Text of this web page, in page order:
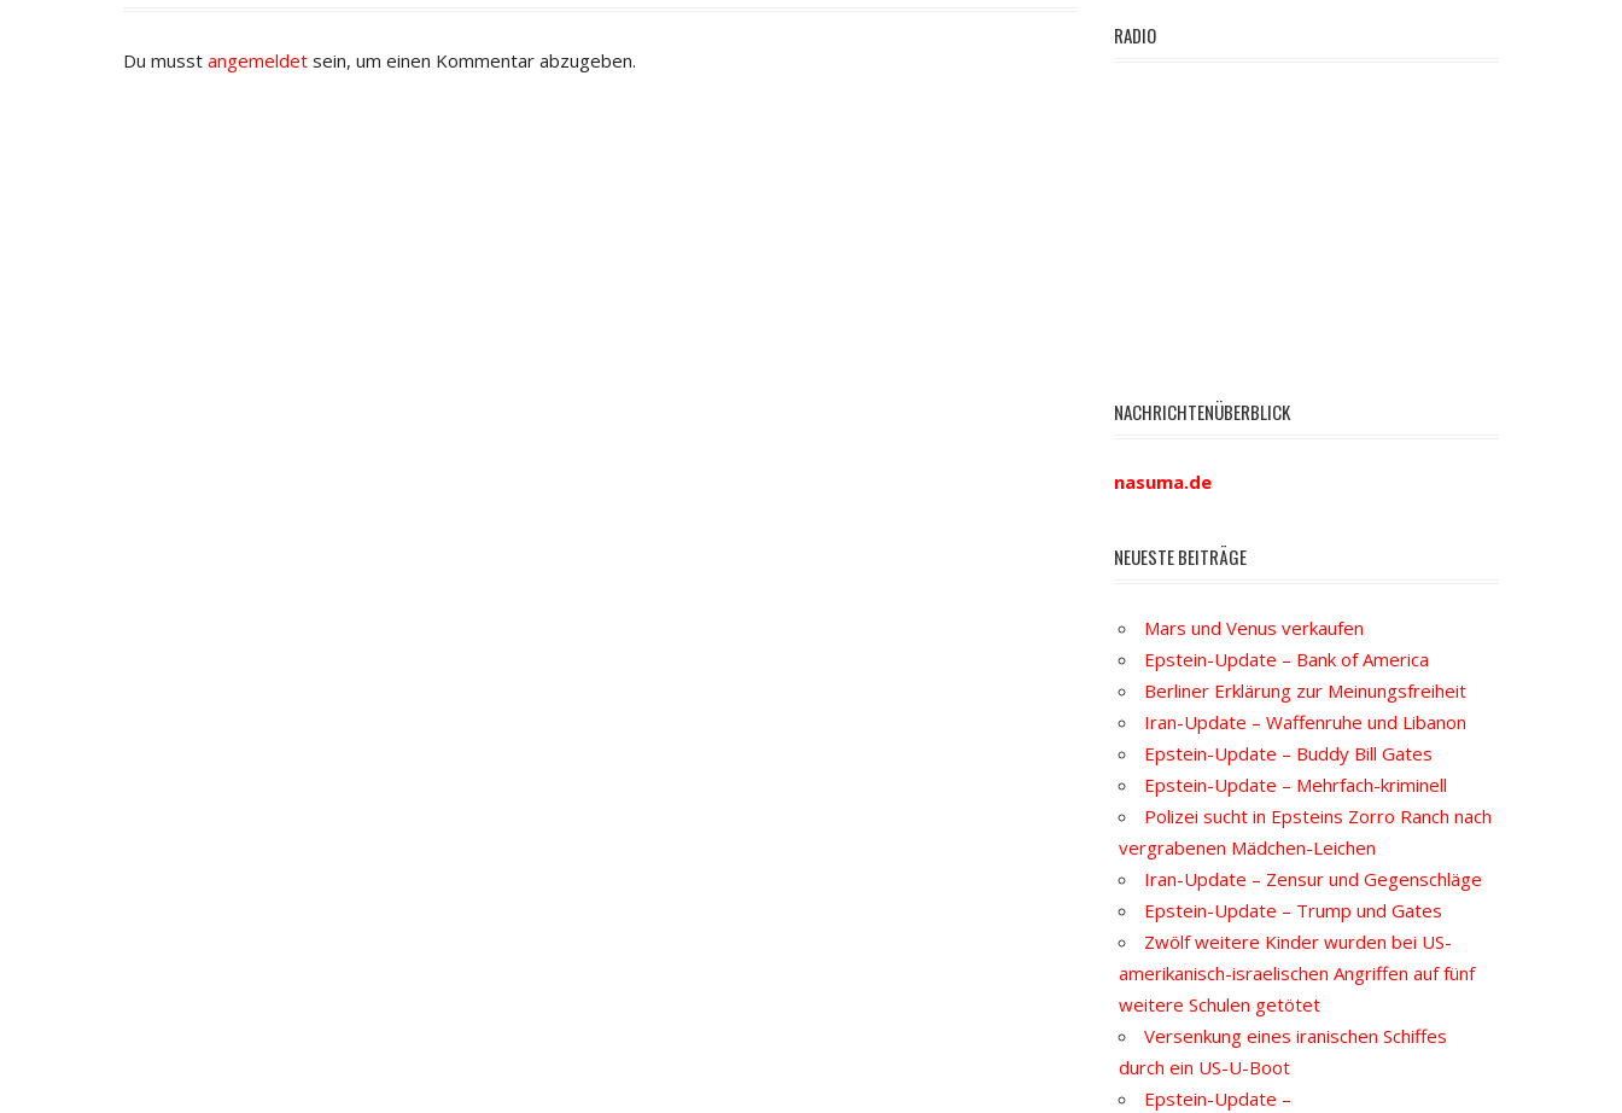
Du musst angemeldet sein, um einen Kommentar abzugeben.
RADIO
NACHRICHTENÜBERBLICK
nasuma.de
NEUESTE BEITRÄGE
Mars und Venus verkaufen
Epstein-Update – Bank of America
Berliner Erklärung zur Meinungsfreiheit
Iran-Update – Waffenruhe und Libanon
Epstein-Update – Buddy Bill Gates
Epstein-Update – Mehrfach-kriminell
Polizei sucht in Epsteins Zorro Ranch nach
vergrabenen Mädchen-Leichen
Iran-Update – Zensur und Gegenschläge
Epstein-Update – Trump und Gates
Zwölf weitere Kinder wurden bei US-
amerikanisch-israelischen Angriffen auf fünf
weitere Schulen getötet
Versenkung eines iranischen Schiffes
durch ein US-U-Boot
Epstein-Update –